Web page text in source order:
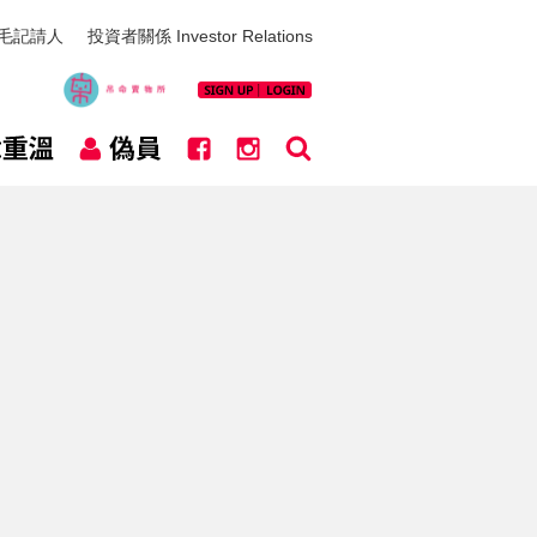
記請人 投資者關係 Investor Relations